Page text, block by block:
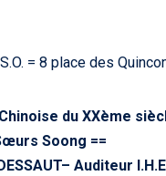
= 8 place des
du XXème
Soong ==
Auditeur